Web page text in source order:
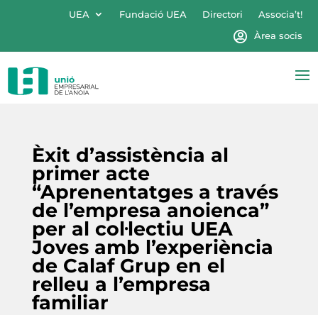
UEA Fundació UEA Directori
Associa’t!
Àrea socis
Èxit d’assistència al
primer acte
“Aprenentatges a través
de l’empresa anoienca”
per al col·lectiu UEA
Joves amb l’experiència
de Calaf Grup en el
relleu a l’empresa
familiar